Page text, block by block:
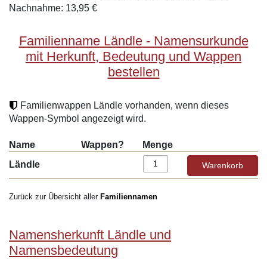
Nachnahme: 13,95 €
Familienname Ländle - Namensurkunde
mit Herkunft, Bedeutung und Wappen
bestellen
Familienwappen Ländle vorhanden, wenn dieses
Wappen-Symbol angezeigt wird.
Name Wappen?
Menge
Ländle
Zurück zur Übersicht aller Familiennamen
Namensherkunft Ländle und
Namensbedeutung